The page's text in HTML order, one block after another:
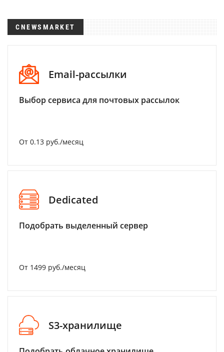
CNEWSMARKET
Email-рассылки
Выбор сервиса для почтовых рассылок
От 0.13 руб./месяц
Dedicated
Подобрать выделенный сервер
От 1499 руб./месяц
S3-хранилище